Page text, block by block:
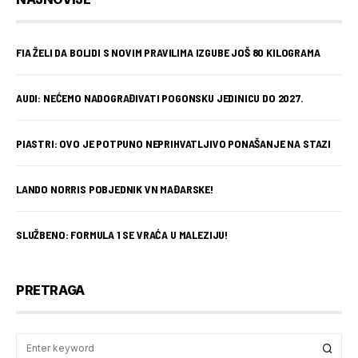
FIA ŽELI DA BOLIDI S NOVIM PRAVILIMA IZGUBE JOŠ 80 KILOGRAMA
AUDI: NEĆEMO NADOGRAĐIVATI POGONSKU JEDINICU DO 2027.
PIASTRI: OVO JE POTPUNO NEPRIHVATLJIVO PONAŠANJE NA STAZI
LANDO NORRIS POBJEDNIK VN MAĐARSKE!
SLUŽBENO: FORMULA 1 SE VRAĆA U MALEZIJU!
PRETRAGA